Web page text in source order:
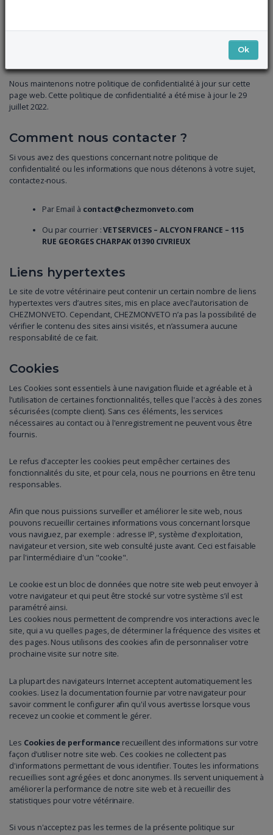
Changements de notre politique de
Nous maintenons notre politique de confidentialité à jour sur cette
page web. Cette politique de confidentialité a été mise à jour le 29
juillet 2022.
Comment nous contacter ?
Si vous avez des questions concernant notre politique de
confidentialité ou les informations que nous détenons à votre sujet,
contactez-nous.
Par Email à contact@chezmonveto.com
Ou par courrier :VETSERVICES – ALCYON FRANCE – 115
RUE GEORGES CHARPAK 01390 CIVRIEUX
Liens hypertextes
Le site de votre vétérinaire peut contenir un certain nombre de liens
hypertextes vers d’autres sites, mis en place avec l’autorisation de
CHEZMONVETO. Cependant, CHEZMONVETO n’a pas la possibilité de
vérifier le contenu des sites ainsi visités, et n’assumera aucune
responsabilité de ce fait.
Cookies
Les Cookies sont essentiels à une navigation fluide et agréable et à
l’utilisation de certaines fonctionnalités, telles que l'accès à des zones
sécurisées (compte client). Sans ces éléments, les services
nécessaires au contact ou à l'enregistrement ne peuvent vous être
fournis.
Le refus d'accepter les cookies peut empêcher certaines des
fonctionnalités du site, et pour cela, nous ne pourrions en être tenu
responsables.
Afin que nous puissions surveiller et améliorer le site web, nous
pouvons recueillir certaines informations vous concernant lorsque
vous naviguez, par exemple : adresse IP, système d'exploitation,
navigateur et version, site web consulté juste avant. Ceci est faisable
par l'intermédiaire d'un "cookie".
Le cookie est un bloc de données que notre site web peut envoyer à
votre navigateur et qui peut être stocké sur votre système s’il est
paramétré ainsi.
Les cookies nous permettent de comprendre vos interactions avec le
site, qui a vu quelles pages, de déterminer la fréquence des visites et
des pages. Nous utilisons des cookies afin de personnaliser votre
prochaine visite sur notre site.
La plupart des navigateurs Internet acceptent automatiquement les
cookies. Lisez la documentation fournie par votre navigateur pour
savoir comment le configurer afin qu'il vous avertisse lorsque vous
recevez un cookie et comment le gérer.
Les Cookies de performancerecueillent des informations sur votre
façon d’utiliser notre site web. Ces cookies ne collectent pas
d'informations permettant de vous identifier. Toutes les informations
recueillies sont agrégées et donc anonymes. Ils servent uniquement à
améliorer la performance de notre site web et à recueillir des
statistiques pour votre vétérinaire.
Si vous n'acceptez pas les termes de la présente politique sur
Ok